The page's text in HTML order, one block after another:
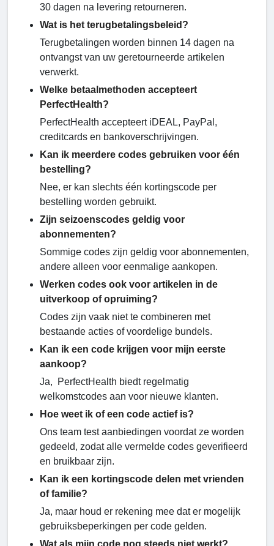
30 dagen na levering retourneren.
Wat is het terugbetalingsbeleid?
Terugbetalingen worden binnen 14 dagen na
ontvangst van uw geretourneerde artikelen
verwerkt.
Welke betaalmethoden accepteert
PerfectHealth?
PerfectHealth accepteert iDEAL, PayPal,
creditcards en bankoverschrijvingen.
Kan ik meerdere codes gebruiken voor één
bestelling?
Nee, er kan slechts één kortingscode per
bestelling worden gebruikt.
Zijn seizoenscodes geldig voor
abonnementen?
Sommige codes zijn geldig voor abonnementen,
andere alleen voor eenmalige aankopen.
Werken codes ook voor artikelen in de
uitverkoop of opruiming?
Codes zijn vaak niet te combineren met
bestaande acties of voordelige bundels.
Kan ik een code krijgen voor mijn eerste
aankoop?
Ja, PerfectHealth biedt regelmatig
welkomstcodes aan voor nieuwe klanten.
Hoe weet ik of een code actief is?
Ons team test aanbiedingen voordat ze worden
gedeeld, zodat alle vermelde codes geverifieerd
en bruikbaar zijn.
Kan ik een kortingscode delen met vrienden
of familie?
Ja, maar houd er rekening mee dat er mogelijk
gebruiksbeperkingen per code gelden.